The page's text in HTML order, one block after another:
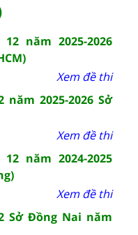
năm 2025-2026
Xem đề thi
2025-2026 Sở
Xem đề thi
năm 2024-2025
Xem đề thi
Sở Đồng Nai năm